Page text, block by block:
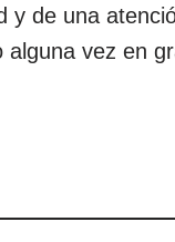
y de una
vez en